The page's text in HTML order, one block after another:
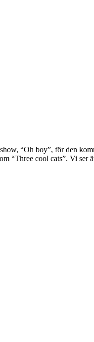
“Oh boy”, för den
“Three cool cats”. Vi